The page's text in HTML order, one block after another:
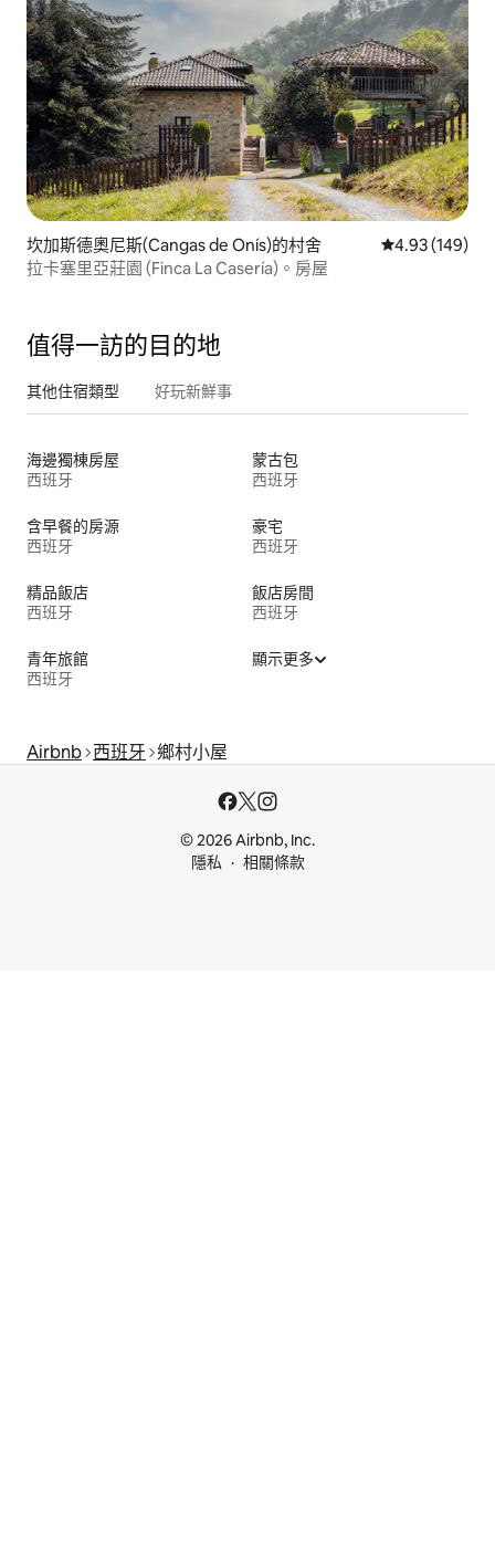
坎加斯德奧尼斯(Cangas de Onís)的村舍 從 149 則評價
4.93 (149)
拉卡塞里亞莊園 (Finca La Casería)。房屋
值得一訪的目的地
其他住宿類型 好玩新鮮事
海邊獨棟房屋
西班牙
蒙古包
西班牙
含早餐的房源
西班牙
豪宅
西班牙
精品飯店
西班牙
飯店房間
西班牙
青年旅館
西班牙
顯示更多
Airbnb 西班牙 鄉村小屋
© 2026 Airbnb, Inc.
隱私
相關條款